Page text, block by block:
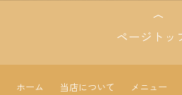
ページトッ
ホーム 当店について メニュー